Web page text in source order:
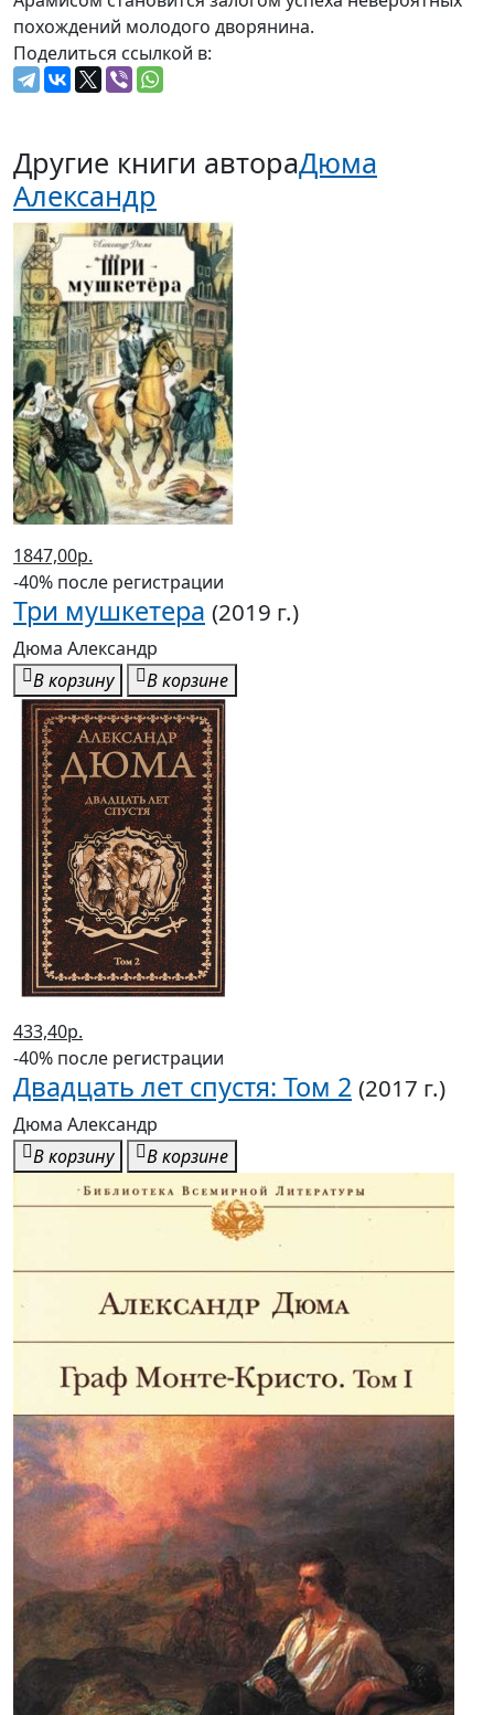
похождений молодого дворянина.
Поделиться ссылкой в:
Другие книги автораДюма
Александр
1847,00р.
-40% после регистрации
Три мушкетера (2019 г.)
Дюма Александр
В корзину
В корзине
433,40р.
-40% после регистрации
Двадцать лет спустя: Том 2 (2017 г.)
Дюма Александр
В корзину
В корзине